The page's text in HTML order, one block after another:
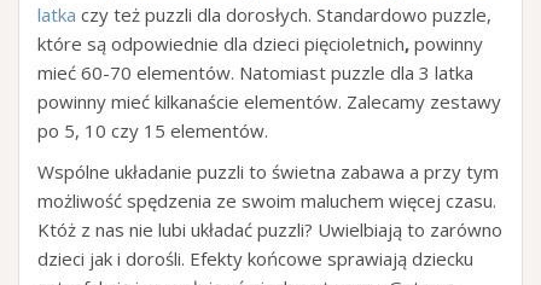
latka czy też puzzli dla dorosłych. Standardowo puzzle,
które są odpowiednie dla dzieci pięcioletnich, powinny
mieć 60-70 elementów. Natomiast puzzle dla 3 latka
powinny mieć kilkanaście elementów. Zalecamy zestawy
po 5, 10 czy 15 elementów.
Wspólne układanie puzzli to świetna zabawa a przy tym
możliwość spędzenia ze swoim maluchem więcej czasu.
Któż z nas nie lubi układać puzzli? Uwielbiają to zarówno
dzieci jak i dorośli. Efekty końcowe sprawiają dziecku